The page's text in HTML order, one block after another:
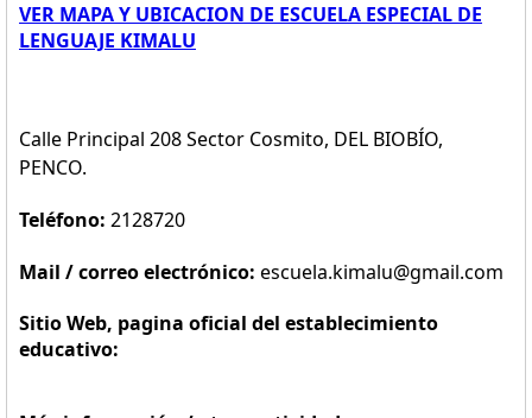
VER MAPA Y UBICACION DE ESCUELA ESPECIAL DE
LENGUAJE KIMALU
Calle Principal 208 Sector Cosmito, DEL BIOBÍO,
PENCO.
Teléfono: 2128720
Mail / correo electrónico: escuela.kimalu@gmail.com
Sitio Web, pagina oficial del establecimiento
educativo: